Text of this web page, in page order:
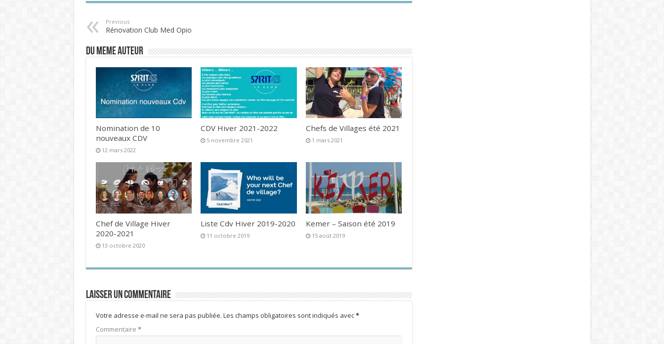
Previous
Rénovation Club Med Opio
DU MEME AUTEUR
Nomination de 10
nouveaux CDV
12 mars 2022
CDV Hiver 2021-2022
5 novembre 2021
Chefs de Villages été 2021
1 mars 2021
Chef de Village Hiver
2020-2021
13 octobre 2020
Liste Cdv Hiver 2019-2020
11 octobre 2019
Kemer – Saison été 2019
15 août 2019
Laisser un commentaire
Votre adresse e-mail ne sera pas publiée. Les champs obligatoires sont indiqués avec*
Commentaire *